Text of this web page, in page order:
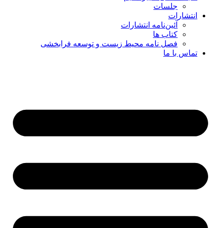
جلسات
انتشارات
آئین‌نامه انتشارات
کتاب ها
فصل نامه محیط زیست و توسعه فرابخشی
تماس با ما